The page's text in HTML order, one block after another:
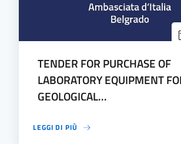
TENDER FOR PURCHASE OF
LABORATORY EQUIPMENT
GEOLOGICAL...
LEGGI DI PIÙ